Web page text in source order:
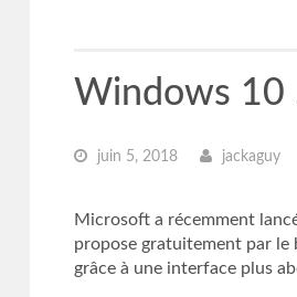
Windows 10
juin 5, 2018 jackaguy
Microsoft a récemment
propose gratuitement par le
grâce à une interface plus